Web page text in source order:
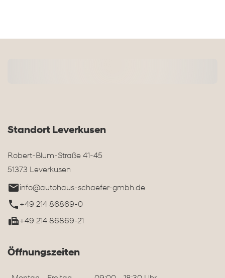
Standort Leverkusen
Robert-Blum-Straße 41-45
51373 Leverkusen
info@autohaus-schaefer-gmbh.de
+49 214 86869-0
+49 214 86869-21
Öffnungszeiten